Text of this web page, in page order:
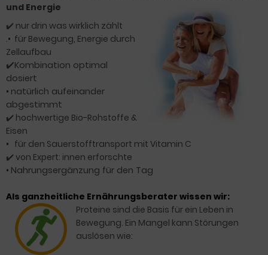
und Energie
✔️ nur drin was wirklich zählt
.• für Bewegung, Energie durch
Zellaufbau
✔️Kombination optimal
dosiert
• natürlich aufeinander
abgestimmt
✔️ hochwertige Bio-Rohstoffe &
Eisen
• für den Sauerstofftransport mit Vitamin C
✔️ von Expert: innen erforschte
• Nahrungsergänzung für den Tag
Als ganzheitliche Ernährungsberater wissen wir:
Proteine sind die Basis für ein Leben in
Bewegung. Ein Mangel kann Störungen
auslösen wie: